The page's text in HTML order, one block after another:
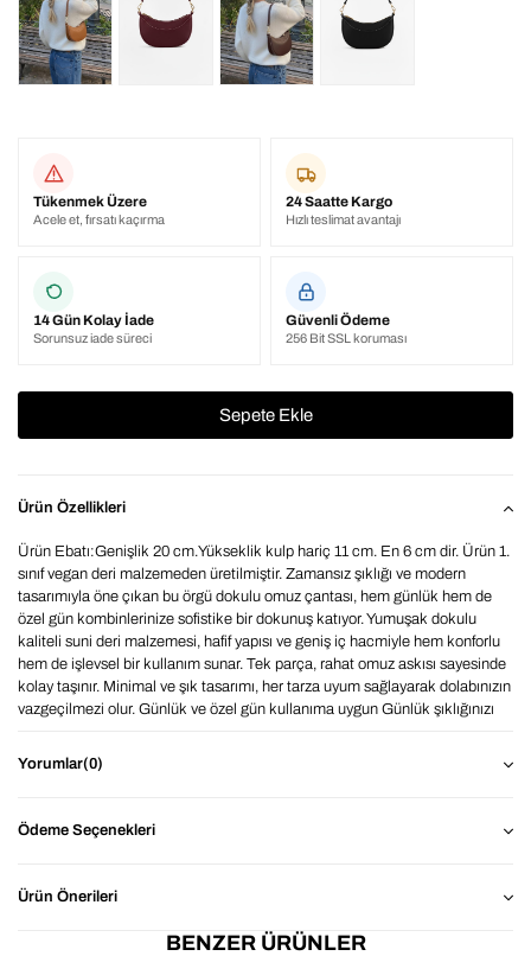
Tükenmek Üzere
Acele et, fırsatı kaçırma
24 Saatte Kargo
Hızlı teslimat avantajı
14 Gün Kolay İade
Sorunsuz iade süreci
Güvenli Ödeme
256 Bit SSL koruması
Ürün Özellikleri
Ürün Ebatı:Genişlik 20 cm.Yükseklik kulp hariç 11 cm. En 6 cm dir. Ürün 1.
sınıf vegan deri malzemeden üretilmiştir. Zamansız şıklığı ve modern
tasarımıyla öne çıkan bu örgü dokulu omuz çantası, hem günlük hem de
özel gün kombinlerinize sofistike bir dokunuş katıyor. Yumuşak dokulu
kaliteli suni deri malzemesi, hafif yapısı ve geniş iç hacmiyle hem konforlu
hem de işlevsel bir kullanım sunar. Tek parça, rahat omuz askısı sayesinde
kolay taşınır. Minimal ve şık tasarımı, her tarza uyum sağlayarak dolabınızın
vazgeçilmezi olur. Günlük ve özel gün kullanıma uygun Günlük şıklığınızı
BAHELS ile detaylarda şıklığı yakalayın.Renklerde monitör ve ekran
Yorumlar(0)
Ödeme Seçenekleri
Ürün Önerileri
BENZER ÜRÜNLER